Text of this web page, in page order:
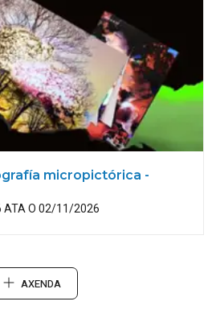
micropictórica -
ATA O 02/11/2026
AXENDA